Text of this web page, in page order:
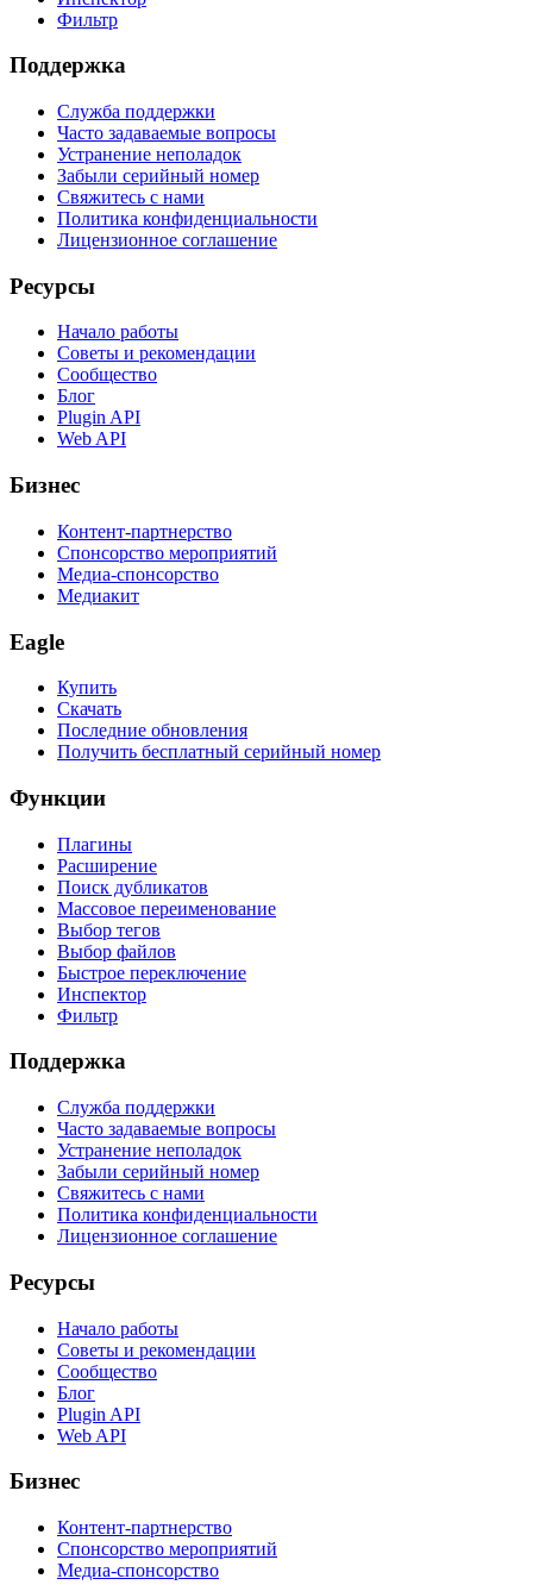
Фильтр
Поддержка
Служба поддержки
Часто задаваемые вопросы
Устранение неполадок
Забыли серийный номер
Свяжитесь с нами
Политика конфиденциальности
Лицензионное соглашение
Ресурсы
Начало работы
Советы и рекомендации
Сообщество
Блог
Plugin API
Web API
Бизнес
Контент-партнерство
Спонсорство мероприятий
Медиа-спонсорство
Медиакит
Eagle
Купить
Скачать
Последние обновления
Получить бесплатный серийный номер
Функции
Плагины
Расширение
Поиск дубликатов
Массовое переименование
Выбор тегов
Выбор файлов
Быстрое переключение
Инспектор
Фильтр
Поддержка
Служба поддержки
Часто задаваемые вопросы
Устранение неполадок
Забыли серийный номер
Свяжитесь с нами
Политика конфиденциальности
Лицензионное соглашение
Ресурсы
Начало работы
Советы и рекомендации
Сообщество
Блог
Plugin API
Web API
Бизнес
Контент-партнерство
Спонсорство мероприятий
Медиа-спонсорство